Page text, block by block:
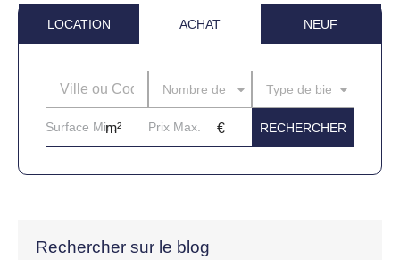
LOCATION ACHAT NEUF
Nombre de piècesType de bien
Rechercher sur le blog